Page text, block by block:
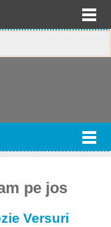
pe jos
Versuri